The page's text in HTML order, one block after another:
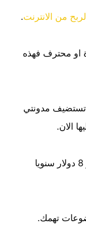
من الانترنت.
محترف فهذه
مدونتي
منصة مجانية كل ما تحتاجه هو 8 دولار سنويا
تهمك.